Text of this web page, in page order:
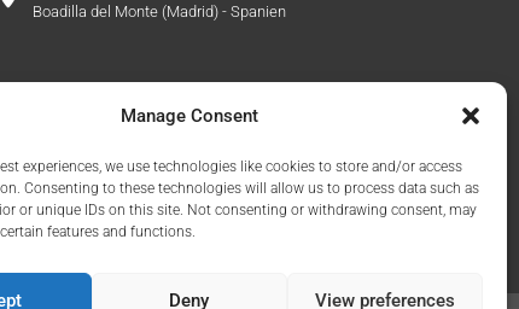
Manage Consent
experiences, we use technologies like cookies to store and/or access
Consenting to these technologies will allow us to process data such as
or unique IDs on this site. Not consenting or withdrawing consent, may
features and functions.
Deny View preferences
Boadilla del Monte (Madrid) - Spanien